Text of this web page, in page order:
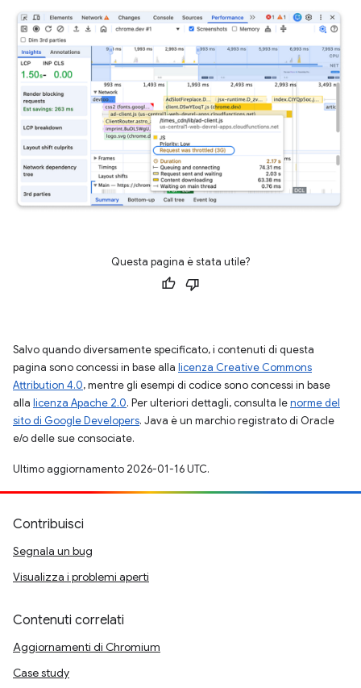
Questa pagina è stata utile?
Salvo quando diversamente specificato, i contenuti di questa
pagina sono concessi in base alla licenza Creative Commons
Attribution 4.0, mentre gli esempi di codice sono concessi in base
alla licenza Apache 2.0. Per ulteriori dettagli, consulta lenorme del
sito di Google Developers. Java è un marchio registrato di Oracle
e/o delle sue consociate.
Ultimo aggiornamento 2026-01-16 UTC.
Contribuisci
Segnala un bug
Visualizza i problemi aperti
Contenuti correlati
Aggiornamenti di Chromium
Case study